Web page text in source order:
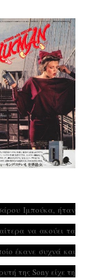
Ιμπούκα, ήταν
να ακούει τα
έκανε συχνά και
της Sony είχε τη